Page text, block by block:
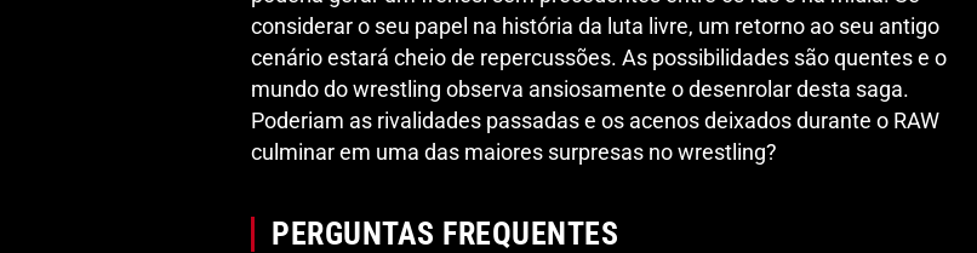
considerar o seu papel na história da luta livre, um retorno ao seu antigo
cenário estará cheio de repercussões. As possibilidades são quentes e o
mundo do wrestling observa ansiosamente o desenrolar desta saga.
Poderiam as rivalidades passadas e os acenos deixados durante o RAW
culminar em uma das maiores surpresas no wrestling?
PERGUNTAS FREQUENTES